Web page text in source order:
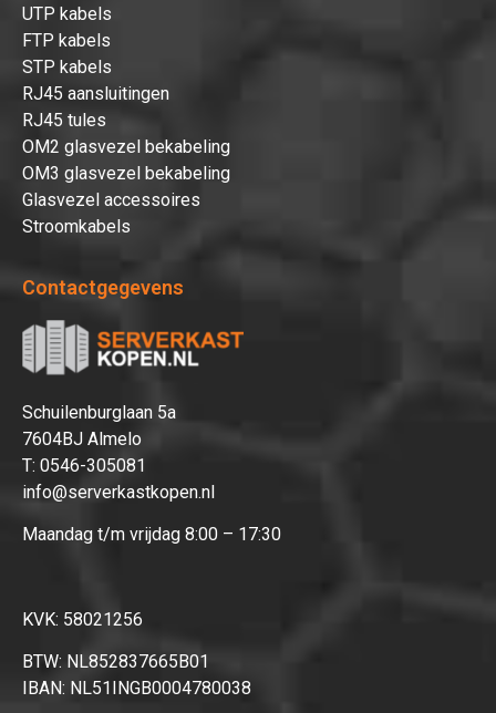
UTP kabels
FTP kabels
STP kabels
RJ45 aansluitingen
RJ45 tules
OM2 glasvezel bekabeling
OM3 glasvezel bekabeling
Glasvezel accessoires
Stroomkabels
Contactgegevens
Schuilenburglaan 5a
7604BJ Almelo
T: 0546-305081
info@serverkastkopen.nl
Maandag t/m vrijdag 8:00 – 17:30
KVK: 58021256
BTW: NL852837665B01
IBAN: NL51INGB0004780038